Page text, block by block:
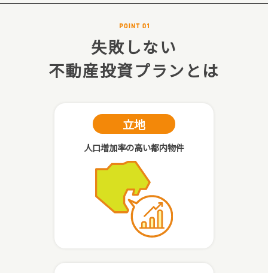
失敗しない
不動産投資プランとは
立地
人口増加率の高い都内物件